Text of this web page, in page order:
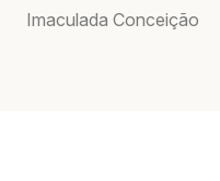
Imaculada Conceição